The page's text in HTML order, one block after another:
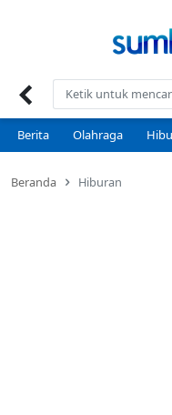
Berita Olahraga
Beranda Hiburan